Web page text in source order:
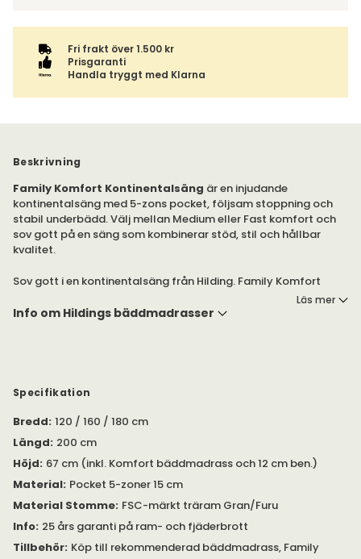
Fri frakt över 1.500 kr
Prisgaranti
Handla tryggt med Klarna
Beskrivning
Family Komfort Kontinentalsäng är en injudande
kontinentalsäng med 5-zons pocket, följsam stoppning och
stabil underbädd. Välj mellan Medium eller Fast komfort och
sov gott på en säng som kombinerar stöd, stil och hållbar
kvalitet.
Sov gott i en kontinentalsäng från Hilding. Family Komfort
kombinerar teknisk precision med en balanserad, behaglig
känsla natt efter natt. Den vändbara resårmadrassen med
Välj rätt komfort för just dig, samma fasthet över hela sängen
Family Komfort har en hel, vändbar madrass utan skarv i
mitten. Mellanmadrassen/kassetten levereras rullad och
vakuumförpackad. Den återfår sin fulla form och storlek inom
tre nätter, men går självklart att använda direkt.
Med Family Komfort Kontinentalsäng får du:
Svanenmärkt & svensktillverkat
Läs mer
Info om Hildings bäddmadrasser
Specifikation
Bredd: 120 / 160 / 180 cm
Längd: 200 cm
Höjd: 67 cm (inkl. Komfort bäddmadrass och 12 cm ben.)
Material: Pocket 5-zoner 15 cm
Material Stomme: FSC-märkt träram Gran/Furu
Info: 25 års garanti på ram- och fjäderbrott
Tillbehör: Köp till rekommenderad bäddmadrass, Family